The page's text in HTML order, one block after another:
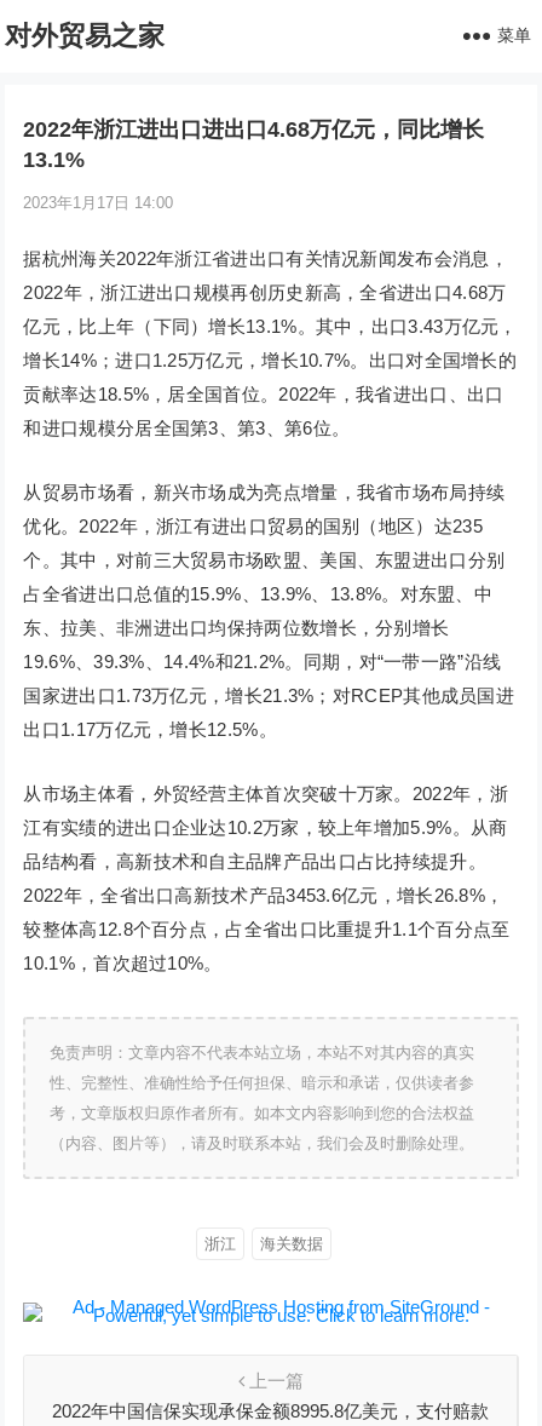
对外贸易之家 菜单
2022年浙江进出口进出口4.68万亿元，同比增长
13.1%
2023年1月17日 14:00
据杭州海关2022年浙江省进出口有关情况新闻发布会消息，
2022年，浙江进出口规模再创历史新高，全省进出口4.68万
亿元，比上年（下同）增长13.1%。其中，出口3.43万亿元，
增长14%；进口1.25万亿元，增长10.7%。出口对全国增长的
贡献率达18.5%，居全国首位。2022年，我省进出口、出口
和进口规模分居全国第3、第3、第6位。
从贸易市场看，新兴市场成为亮点增量，我省市场布局持续
优化。2022年，浙江有进出口贸易的国别（地区）达235
个。其中，对前三大贸易市场欧盟、美国、东盟进出口分别
占全省进出口总值的15.9%、13.9%、13.8%。对东盟、中
东、拉美、非洲进出口均保持两位数增长，分别增长
19.6%、39.3%、14.4%和21.2%。同期，对“一带一路”沿线
国家进出口1.73万亿元，增长21.3%；对RCEP其他成员国进
出口1.17万亿元，增长12.5%。
从市场主体看，外贸经营主体首次突破十万家。2022年，浙
江有实绩的进出口企业达10.2万家，较上年增加5.9%。从商
品结构看，高新技术和自主品牌产品出口占比持续提升。
2022年，全省出口高新技术产品3453.6亿元，增长26.8%，
较整体高12.8个百分点，占全省出口比重提升1.1个百分点至
10.1%，首次超过10%。
免责声明：文章内容不代表本站立场，本站不对其内容的真实
性、完整性、准确性给予任何担保、暗示和承诺，仅供读者参
考，文章版权归原作者所有。如本文内容影响到您的合法权益
（内容、图片等），请及时联系本站，我们会及时删除处理。
浙江 海关数据
上一篇
2022年中国信保实现承保金额8995.8亿美元，支付赔款